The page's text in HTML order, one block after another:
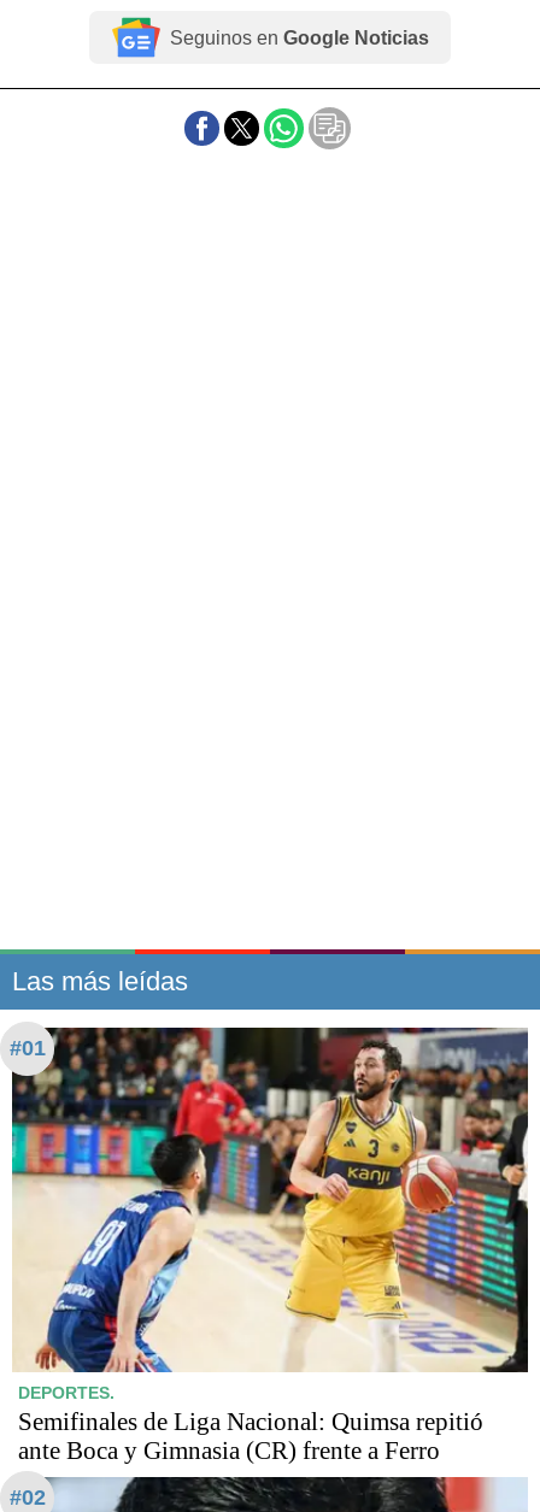
Seguinos en Google Noticias
Las más leídas
#01
DEPORTES.
Semifinales de Liga Nacional: Quimsa repitió
ante Boca y Gimnasia (CR) frente a Ferro
#02